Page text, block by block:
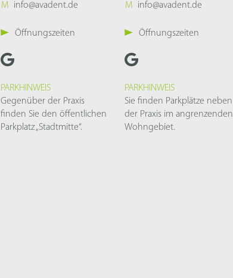
M
info@avadent.de
Öffnungszeiten
PARKHINWEIS
Gegenüber der Praxis
finden Sie den öffentlichen
Parkplatz „Stadtmitte“.
M
info@avadent.de
Öffnungszeiten
PARKHINWEIS
Sie finden Parkplätze neben
der Praxis im angrenzenden
Wohngebiet.